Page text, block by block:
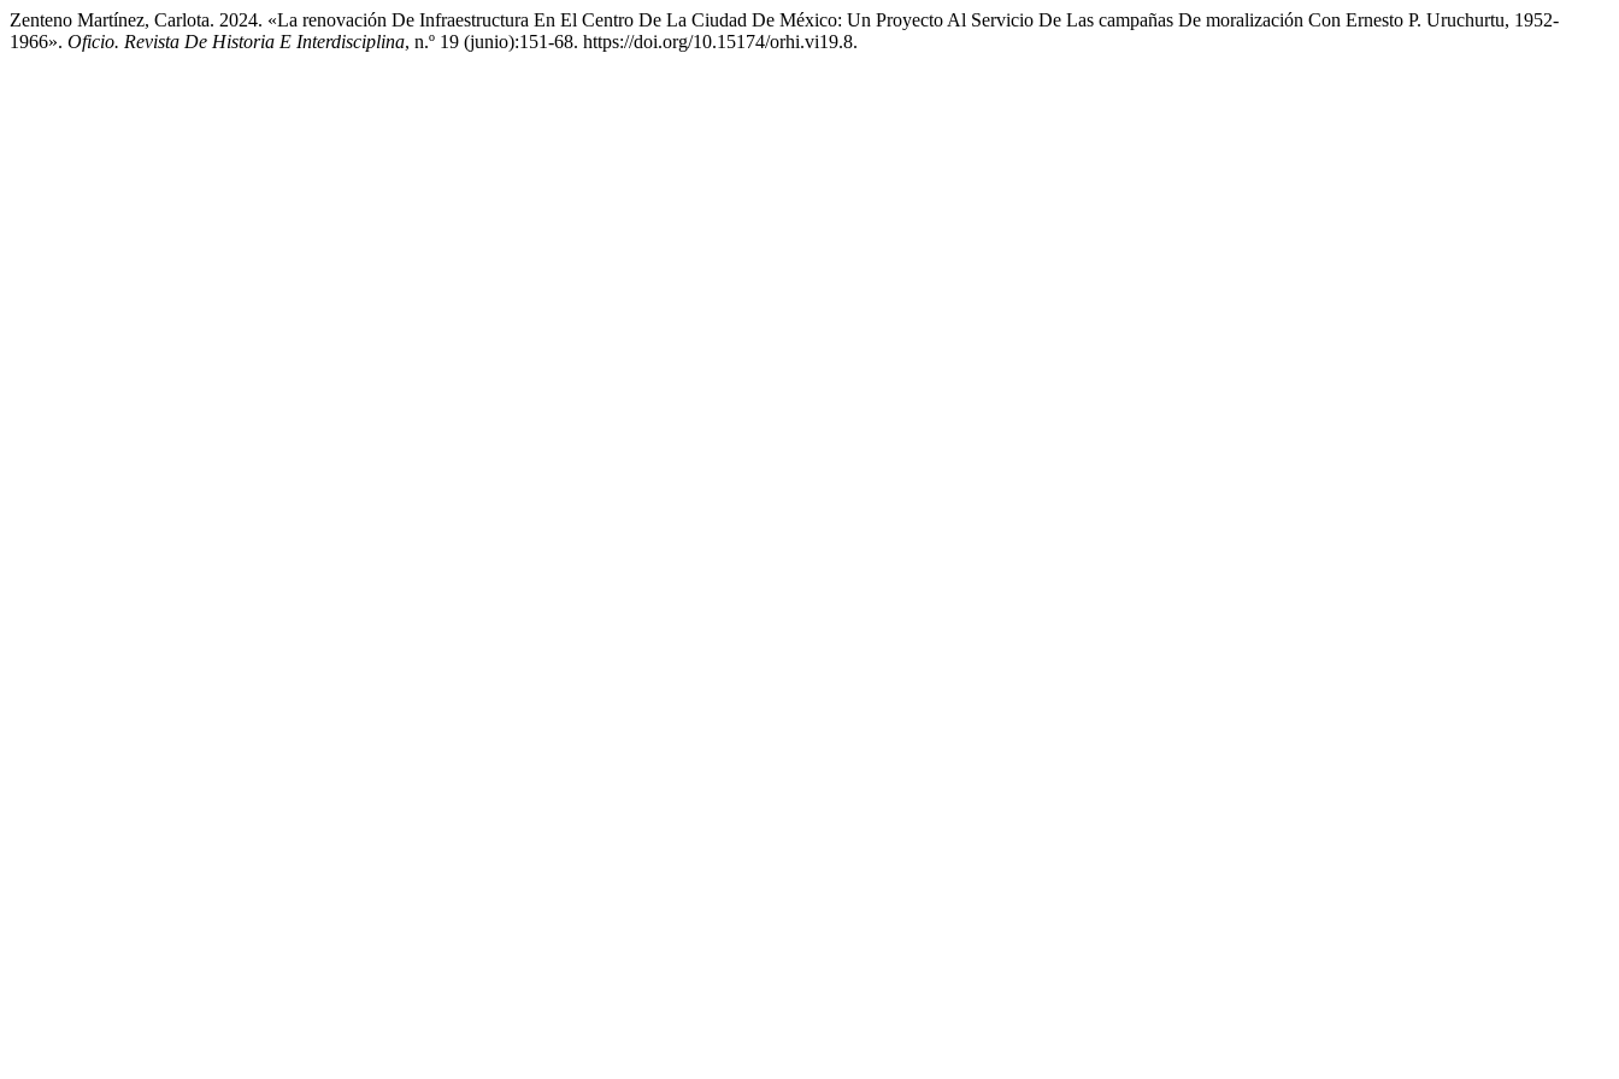
Zenteno Martínez, Carlota. 2024. «La renovación De Infraestructura En El Centro De La Ciudad De México: Un Proyecto Al Servicio De Las campañas De moralización Con Ernesto P. Uruchurtu, 1952-
1966». Oficio. Revista De Historia E Interdisciplina, n.º 19 (junio):151-68. https://doi.org/10.15174/orhi.vi19.8.